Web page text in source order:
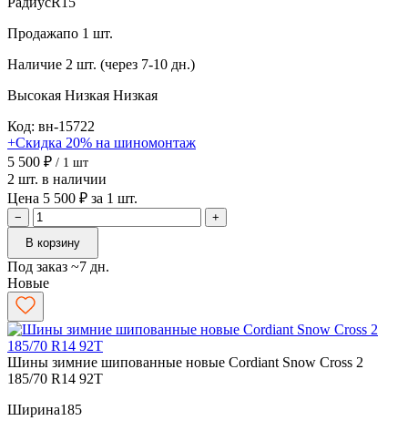
Продажапо 1 шт.
Наличие 2 шт. (через 7-10 дн.)
Высокая Низкая Низкая
Код: вн-15722
+Скидка 20% на шиномонтаж
5 500 ₽ / 1 шт
2 шт. в наличии
Цена 5 500 ₽ за 1 шт.
−
+
В корзину
Под заказ ~7 дн.
Новые
Шины зимние шипованные новые Cordiant Snow Cross 2
185/70 R14 92T
Ширина185